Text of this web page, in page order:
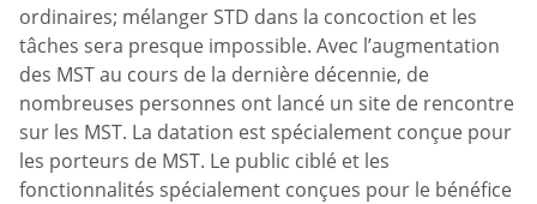
ordinaires; mélanger STD dans la concoction et les
tâches sera presque impossible. Avec l’augmentation
des MST au cours de la dernière décennie, de
nombreuses personnes ont lancé un site de rencontre
sur les MST. La datation est spécialement conçue pour
les porteurs de MST. Le public ciblé et les
fonctionnalités spécialement conçues pour le bénéfice